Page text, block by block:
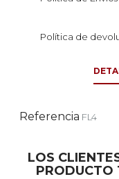
Política de
Referencia FL4
LOS
PRODUCTO